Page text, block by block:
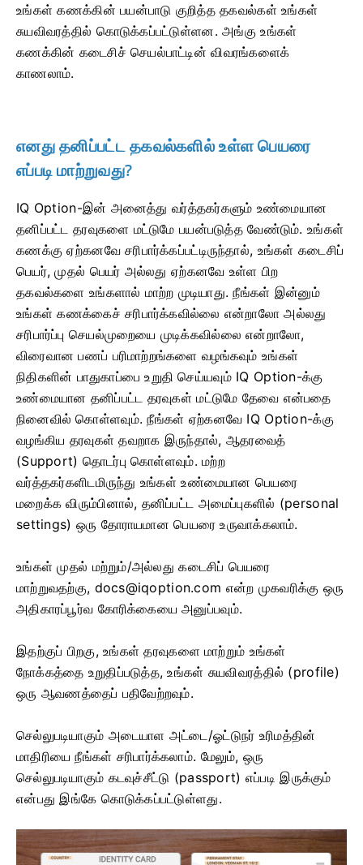
உங்கள் கணக்கின் பயன்பாடு குறித்த தகவல்கள் உங்கள்
சுயவிவரத்தில் கொடுக்கப்பட்டுள்ளன. அங்கு உங்கள்
கணக்கின் கடைசிச் செயல்பாட்டின் விவரங்களைக்
காணலாம்.
எனது தனிப்பட்ட தகவல்களில் உள்ள பெயரை
எப்படி மாற்றுவது?
IQ Option-இன் அனைத்து வர்த்தகர்களும் உண்மையான
தனிப்பட்ட தரவுகளை மட்டுமே பயன்படுத்த வேண்டும். உங்கள்
கணக்கு ஏற்கனவே சரிபார்க்கப்பட்டிருந்தால், உங்கள் கடைசிப்
பெயர், முதல் பெயர் அல்லது ஏற்கனவே உள்ள பிற
தகவல்களை உங்களால் மாற்ற முடியாது. நீங்கள் இன்னும்
உங்கள் கணக்கைச் சரிபார்க்கவில்லை என்றாலோ அல்லது
சரிபார்ப்பு செயல்முறையை முடிக்கவில்லை என்றாலோ,
விரைவான பணப் பரிமாற்றங்களை வழங்கவும் உங்கள்
நிதிகளின் பாதுகாப்பை உறுதி செய்யவும் IQ Option-க்கு
உண்மையான தனிப்பட்ட தரவுகள் மட்டுமே தேவை என்பதை
நினைவில் கொள்ளவும். நீங்கள் ஏற்கனவே IQ Option-க்கு
வழங்கிய தரவுகள் தவறாக இருந்தால், ஆதரவைத்
(Support) தொடர்பு கொள்ளவும். மற்ற
வர்த்தகர்களிடமிருந்து உங்கள் உண்மையான பெயரை
மறைக்க விரும்பினால், தனிப்பட்ட அமைப்புகளில் (personal
settings) ஒரு தோராயமான பெயரை உருவாக்கலாம்.
உங்கள் முதல் மற்றும்/அல்லது கடைசிப் பெயரை
மாற்றுவதற்கு, docs@iqoption.com என்ற முகவரிக்கு ஒரு
அதிகாரப்பூர்வ கோரிக்கையை அனுப்பவும்.
இதற்குப் பிறகு, உங்கள் தரவுகளை மாற்றும் உங்கள்
நோக்கத்தை உறுதிப்படுத்த, உங்கள் சுயவிவரத்தில் (profile)
ஒரு ஆவணத்தைப் பதிவேற்றவும்.
செல்லுபடியாகும் அடையாள அட்டை/ஓட்டுநர் உரிமத்தின்
மாதிரியை நீங்கள் சரிபார்க்கலாம். மேலும், ஒரு
செல்லுபடியாகும் கடவுச்சீட்டு (passport) எப்படி இருக்கும்
என்பது இங்கே கொடுக்கப்பட்டுள்ளது.